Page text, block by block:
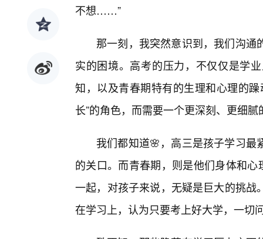
不想……”
那一刻，我突然意识到，我们沟
实的困境。高考的压力，不仅仅是学
知，以及青春期特有的生理和心理的
长”的角色，而需要一个更深刻、更细
我们都知道🌸，高三是孩子学习
的关口。而青春期，则是他们身体和
一起，对孩子来说，无疑是巨大的挑
在学习上，认为只要考上好大学，一切